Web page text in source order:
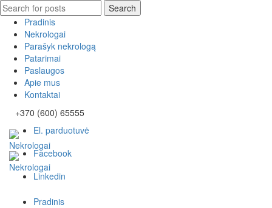
Search
for:
Search
Pradinis
Nekrologai
Parašyk nekrologą
Patarimai
Paslaugos
Apie mus
Kontaktai
+370 (600) 65555
El. parduotuvė
Facebook
Linkedin
Pradinis